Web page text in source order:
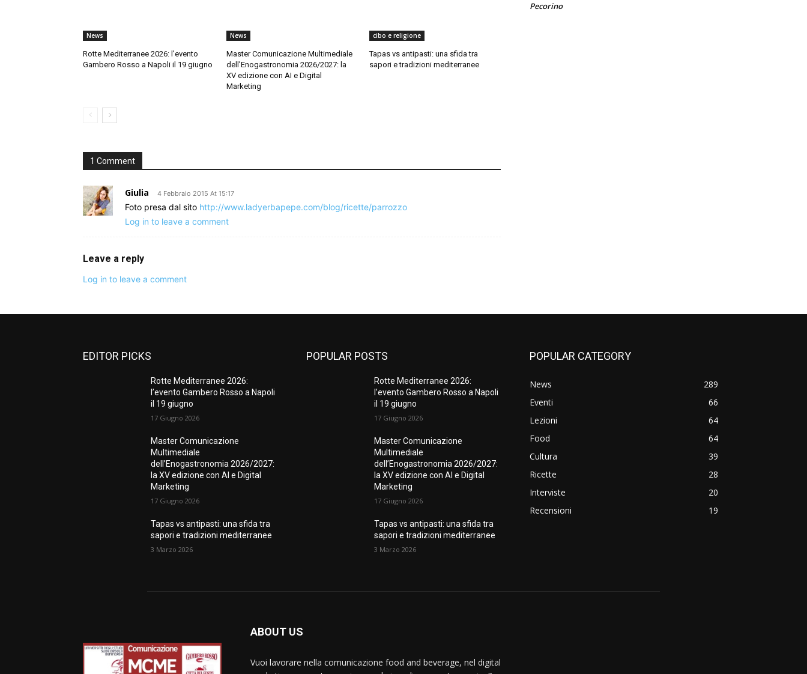
News
Rotte Mediterranee 2026: l’evento
Gambero Rosso a Napoli il 19 giugno
News
Master Comunicazione Multimediale
dell’Enogastronomia 2026/2027: la
XV edizione con AI e Digital
Marketing
cibo e religione
Tapas vs antipasti: una sfida tra
sapori e tradizioni mediterranee
1 Comment
Giulia 4 Febbraio 2015 At 15:17
Foto presa dal sito http://www.ladyerbapepe.com/blog/ricette/parrozzo
Log in to leave a comment
Leave a reply
Log in to leave a comment
Pecorino
EDITOR PICKS
Rotte Mediterranee 2026:
l’evento Gambero Rosso a Napoli
il 19 giugno
17 Giugno 2026
Master Comunicazione
Multimediale
dell’Enogastronomia 2026/2027:
la XV edizione con AI e Digital
Marketing
17 Giugno 2026
Tapas vs antipasti: una sfida tra
sapori e tradizioni mediterranee
3 Marzo 2026
POPULAR POSTS
Rotte Mediterranee 2026:
l’evento Gambero Rosso a Napoli
il 19 giugno
17 Giugno 2026
Master Comunicazione
Multimediale
dell’Enogastronomia 2026/2027:
la XV edizione con AI e Digital
Marketing
17 Giugno 2026
Tapas vs antipasti: una sfida tra
sapori e tradizioni mediterranee
3 Marzo 2026
POPULAR CATEGORY
News
289
Eventi
66
Lezioni
64
Food
64
Cultura
39
Ricette
28
Interviste
20
Recensioni
19
ABOUT US
Vuoi lavorare nella comunicazione food and beverage, nel digital